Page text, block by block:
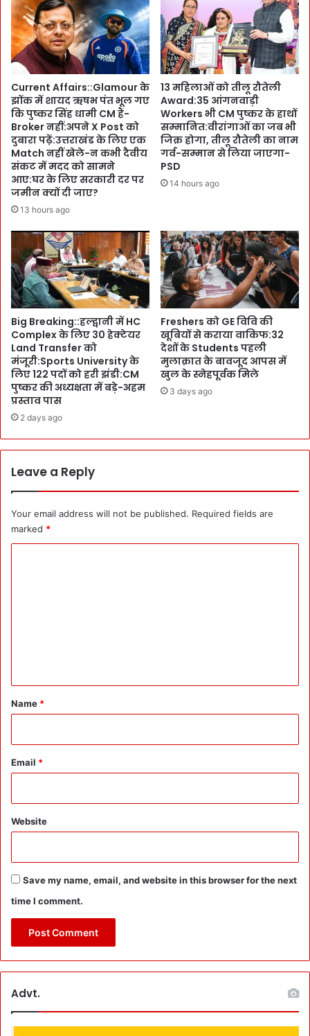
न
:
E
x
p
e
r
t
s
बो
ले
,
`
आ
वा
ला
व
क्त
A
I
आ
धा
रि
त
अ
नु
धा
न
का
0
सा
लों
का
ल
क्ष्य
-
P
l
a
n
त
य
हों
गे
S
आ
नं
द
ब
र्द्ध
न
की
स
चि
व
स
ति
बै
में
D
M
:
C
o
i
d
-
9
से
सु
क्षा
की
या
रि
प
र
या
Current Affairs::Glamour के
झोंक में शायद ऋषभ पंत भूल गए
कि पुष्कर सिंह धामी CM हैं-
Broker नहीं:अपने X Post को
दुबारा पढ़ें:उत्तराखंड के लिए एक
Match नहीं खेले-न कभी दैवीय
संकट में मदद को सामने
आए:घर के लिए सरकारी दर पर
जमीन क्यों दी जाए?
13 hours ago
13 महिलाओं को तीलू रौतेली
Award:35 आंगनवाड़ी
Workers भी CM पुष्कर के हाथों
सम्मानित:वीरांगाओं का जब भी
जिक्र होगा, तीलू रौतेली का नाम
गर्व-सम्मान से लिया जाएगा-
PSD
14 hours ago
Big Breaking::हल्द्वानी में HC
Complex के लिए 30 हेक्टेयर
Land Transfer को
मंजूरी:Sports University के
लिए 122 पदों को हरी झंडी:CM
पुष्कर की अध्यक्षता में बड़े-अहम
प्रस्ताव पास
2 days ago
Freshers को GE विवि की
खूबियों से कराया वाकिफ:32
देशों के Students पहली
मुलाक़ात के बावजूद आपस में
खुल के स्नेहपूर्वक मिले
3 days ago
Leave a Reply
Your email address will not be published. Required fields are
marked *
*
Name *
Email *
Website
Save my name, email, and website in this browser for the next
time I comment.
Advt.